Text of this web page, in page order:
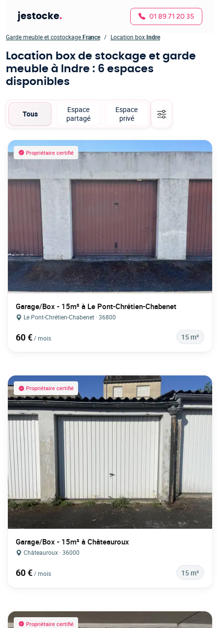
jestocke. 01 89 71 20 35
Garde meuble et costockageFrance Location boxIndre
Location box de stockage et garde
meuble à Indre : 6 espaces
disponibles
Tous
Espace
partagé
Espace
privé
Propriétaire certifié
Garage/Box - 15m² à Le Pont-Chrétien-Chabenet
Le Pont-Chrétien-Chabenet · 36800
60 €/ mois 15 m²
Propriétaire certifié
Garage/Box - 15m² à Châteauroux
Châteauroux · 36000
60 €/ mois 15 m²
Propriétaire certifié